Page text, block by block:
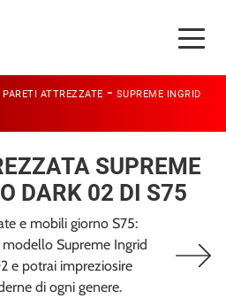
PARETI ATTREZZATE - SUPREME INGRID
SUPREME
DARK 02 DI S75
e mobili giorno S75:
modello Supreme Ingrid
e potrai impreziosire
di ogni genere.